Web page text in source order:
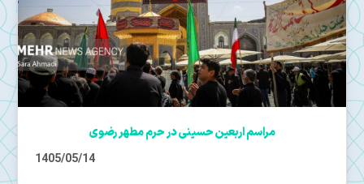
مراسم اربعین حسینی در حرم مطهر رضوی
1405/05/14